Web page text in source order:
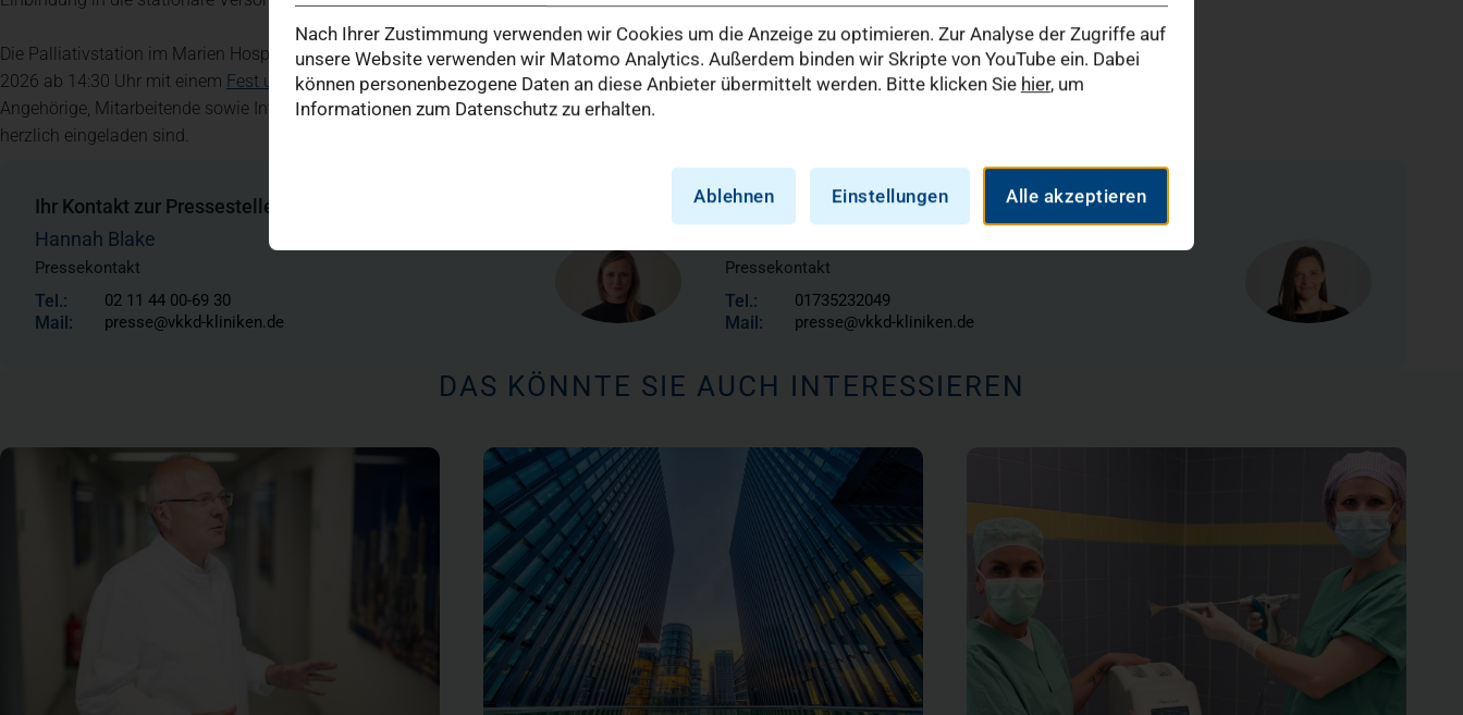
Die Palliativstation im Marien Hospital Düsseldorf besteht seit 20 Jahren. Dieses Jubiläum wird am 4. September
2026 ab 14:30 Uhr mit einem Fest und einem Tag der offenen Tür(öffnet in einem neuen Tab)
begangen, bei dem Patientinnen und Patienten,
Angehörige, Mitarbeitende sowie Interessierte und Unterstützerinnen und Unterstützer zusammenkommen und
herzlich eingeladen sind.
Ihr Kontakt zur Pressestelle
Hannah Blake
Pressekontakt
Tel.: 02 11 44 00-69 30
Mail: presse@vkkd-kliniken.de
Pressekontakt
Tel.: 01735232049
Mail: presse@vkkd-kliniken.de
DAS KÖNNTE SIE AUCH INTERESSIEREN
Nach Ihrer Zustimmung verwenden wir Cookies um die Anzeige zu optimieren. Zur Analyse der Zugriffe auf
unsere Website verwenden wir Matomo Analytics. Außerdem binden wir Skripte von YouTube ein. Dabei
können personenbezogene Daten an diese Anbieter übermittelt werden. Bitte klicken Sie hier, um
Informationen zum Datenschutz zu erhalten.
Ablehnen Einstellungen Alle akzeptieren